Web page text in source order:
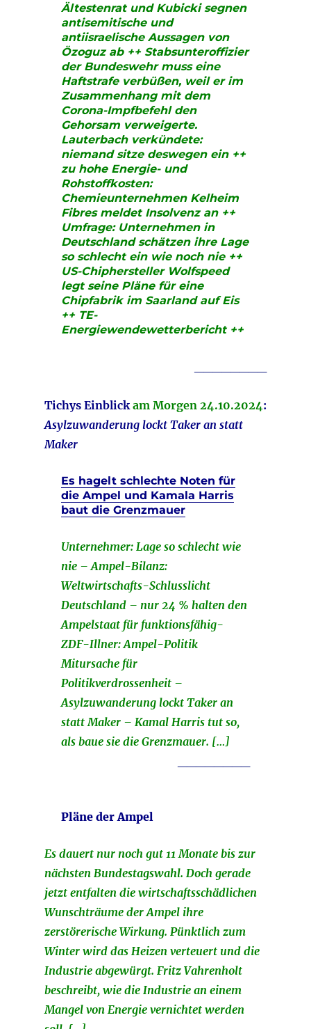
Ältestenrat und Kubicki segnen
antisemitische und
antiisraelische Aussagen von
Özoguz ab ++ Stabsunteroffizier
der Bundeswehr muss eine
Haftstrafe verbüßen, weil er im
Zusammenhang mit dem
Corona-Impfbefehl den
Gehorsam verweigerte.
Lauterbach verkündete:
niemand sitze deswegen ein ++
zu hohe Energie- und
Rohstoffkosten:
Chemieunternehmen Kelheim
Fibres meldet Insolvenz an ++
Umfrage: Unternehmen in
Deutschland schätzen ihre Lage
so schlecht ein wie noch nie ++
US-Chiphersteller Wolfspeed
legt seine Pläne für eine
Chipfabrik im Saarland auf Eis
++ TE-
Energiewendewetterbericht ++
Tichys Einblickam Morgen 24.10.2024:
Asylzuwanderung lockt Taker an statt
Maker
Es hagelt schlechte Noten für
die Ampel und Kamala Harris
baut die Grenzmauer
Unternehmer: Lage so schlecht wie
nie – Ampel-Bilanz:
Weltwirtschafts-Schlusslicht
Deutschland – nur 24 % halten den
Ampelstaat für funktionsfähig-
ZDF-Illner: Ampel-Politik
Mitursache für
Politikverdrossenheit –
Asylzuwanderung lockt Taker an
statt Maker – Kamal Harris tut so,
als baue sie die Grenzmauer. […]
Pläne der Ampel
Es dauert nur noch gut 11 Monate bis zur
nächsten Bundestagswahl. Doch gerade
jetzt entfalten die wirtschaftsschädlichen
Wunschträume der Ampel ihre
zerstörerische Wirkung. Pünktlich zum
Winter wird das Heizen verteuert und die
Industrie abgewürgt. Fritz Vahrenholt
beschreibt, wie die Industrie an einem
Mangel von Energie vernichtet werden